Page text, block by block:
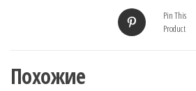
Pin This
Product
Похожие